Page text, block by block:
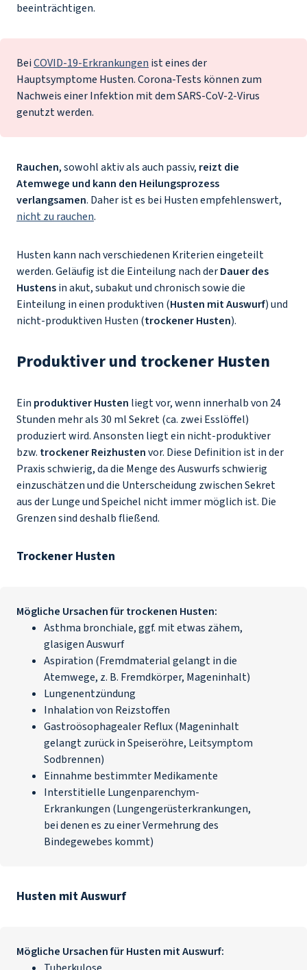
beeinträchtigen.
BeiCOVID-19-Erkrankungen ist eines der
Hauptsymptome Husten. Corona-Tests können zum
Nachweis einer Infektion mit dem SARS-CoV-2-Virus
genutzt werden.
Rauchen, sowohl aktiv als auch passiv, reizt die
Atemwege und kann den Heilungsprozess
verlangsamen. Daher ist es bei Husten empfehlenswert,
nicht zu rauchen.
Husten kann nach verschiedenen Kriterien eingeteilt
werden. Geläufig ist die Einteilung nach derDauer des
Hustensin akut, subakut und chronisch sowie die
Einteilung in einen produktiven (Husten mit Auswurf) und
nicht-produktiven Husten (trockener Husten).
Produktiver und trockener Husten
Ein produktiver Husten liegt vor, wenn innerhalb von 24
Stunden mehr als 30 ml Sekret (ca. zwei Esslöffel)
produziert wird. Ansonsten liegt ein nicht-produktiver
bzw. trockener Reizhustenvor. Diese Definition ist in der
Praxis schwierig, da die Menge des Auswurfs schwierig
einzuschätzen und die Unterscheidung zwischen Sekret
aus der Lunge und Speichel nicht immer möglich ist. Die
Grenzen sind deshalb fließend.
Trockener Husten
Mögliche Ursachen für trockenen Husten:
Asthma bronchiale, ggf. mit etwas zähem,
glasigen Auswurf
Aspiration (Fremdmaterial gelangt in die
Atemwege, z. B. Fremdkörper, Mageninhalt)
Lungenentzündung
Inhalation von Reizstoffen
Gastroösophagealer Reflux(Mageninhalt
gelangt zurück in Speiseröhre, Leitsymptom
Sodbrennen)
Einnahme bestimmter Medikamente
Interstitielle Lungenparenchym-
Erkrankungen (Lungengerüsterkrankungen,
bei denen es zu einer Vermehrung des
Bindegewebes kommt)
Husten mit Auswurf
Mögliche Ursachen für Husten mit Auswurf: